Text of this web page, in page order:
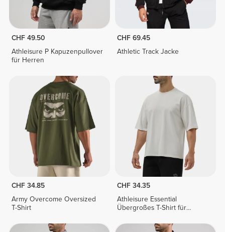
CHF 49.50
Athleisure P Kapuzenpullover
für Herren
CHF 69.45
Athletic Track Jacke
CHF 34.85
Army Overcome Oversized
T-Shirt
CHF 34.35
Athleisure Essential
Übergroßes T-Shirt für